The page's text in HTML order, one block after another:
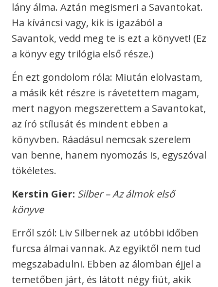
lány álma. Aztán megismeri a Savantokat.
Ha kíváncsi vagy, kik is igazából a
Savantok, vedd meg te is ezt a könyvet! (Ez
a könyv egy trilógia első része.)
Én ezt gondolom róla: Miután elolvastam,
a másik két részre is rávetettem magam,
mert nagyon megszerettem a Savantokat,
az író stílusát és mindent ebben a
könyvben. Ráadásul nemcsak szerelem
van benne, hanem nyomozás is, egyszóval
tökéletes.
Kerstin Gier: Silber – Az álmok első
könyve
Erről szól: Liv Silbernek az utóbbi időben
furcsa álmai vannak. Az egyiktől nem tud
megszabadulni. Ebben az álomban éjjel a
temetőben járt, és látott négy fiút, akik